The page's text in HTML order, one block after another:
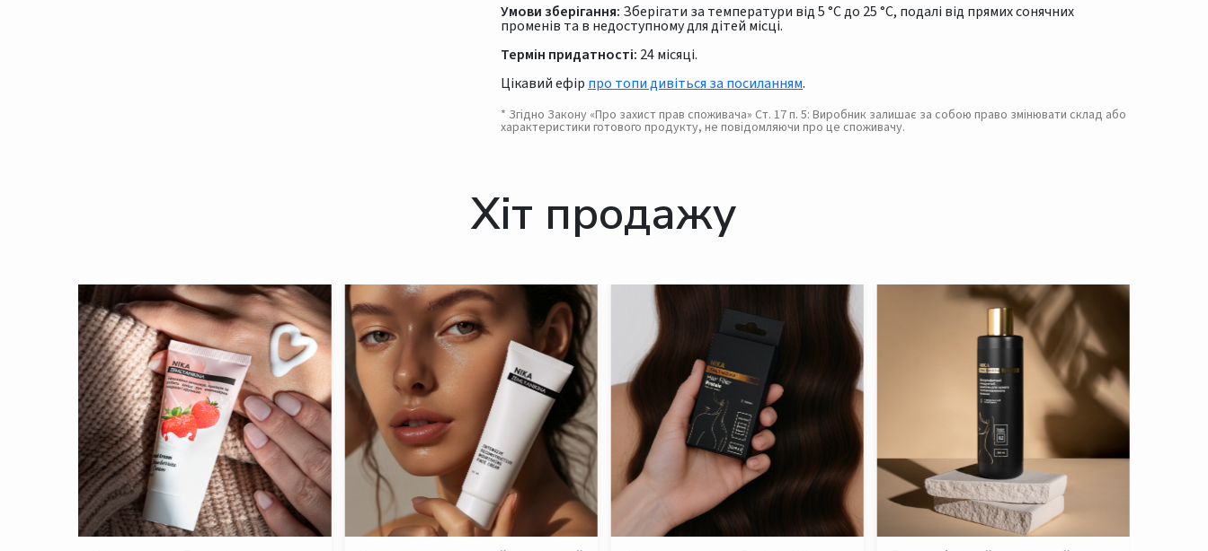
Умови зберігання: Зберігати за температури від 5 °C до 25 °C, подалі від прямих сонячних
променів та в недоступному для дітей місці.
Термін придатності: 24 місяці.
Цікавий ефір про топи дивіться за посиланням.
* Згідно Закону «Про захист прав споживача» Ст. 17 п. 5: Виробник залишає за собою право змінювати склад або
характеристики готового продукту, не повідомляючи про це споживачу.
Хіт продажу